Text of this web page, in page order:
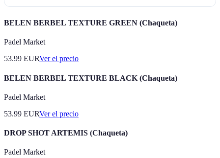
BELEN BERBEL TEXTURE GREEN (Chaqueta)
Padel Market
53.99 EURVer el precio
BELEN BERBEL TEXTURE BLACK (Chaqueta)
Padel Market
53.99 EURVer el precio
DROP SHOT ARTEMIS (Chaqueta)
Padel Market